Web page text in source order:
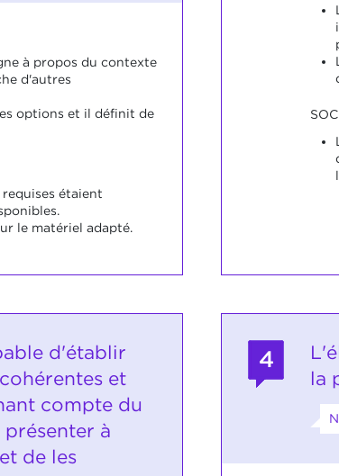
à propos du contexte
d'autres
options et il définit de
étaient
le matériel adapté.
d'établir
et
compte du
à
de les
4
la